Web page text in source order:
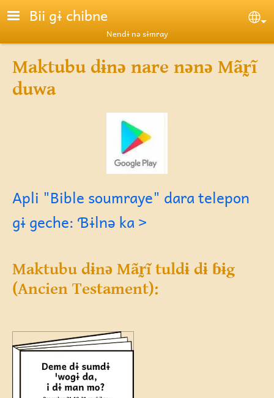
Skip to main content
Bii gɨ chibne
Nendɨ nə sɨmray
Maktubu dɨnə nare nənə Mãr̰ĩ
duwa
Apli "Bible soumraye" dara telepon
gɨ geche: Ɓɨlnə ka >
Maktubu dɨnə Mãr̰ĩ tuldɨ dɨ ɓɨg
(Ancien Testament):